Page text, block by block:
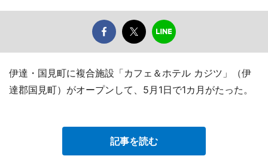
伊達・国見町に複合施設「カフェ＆ホテル カジツ」（伊
達郡国見町）がオープンして、5月1日で1カ月がたった。
記事を読む